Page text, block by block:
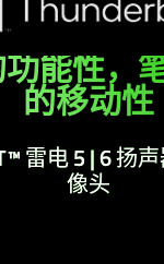
功能性，
的移动性
雷电 5 | 6 扬
像头